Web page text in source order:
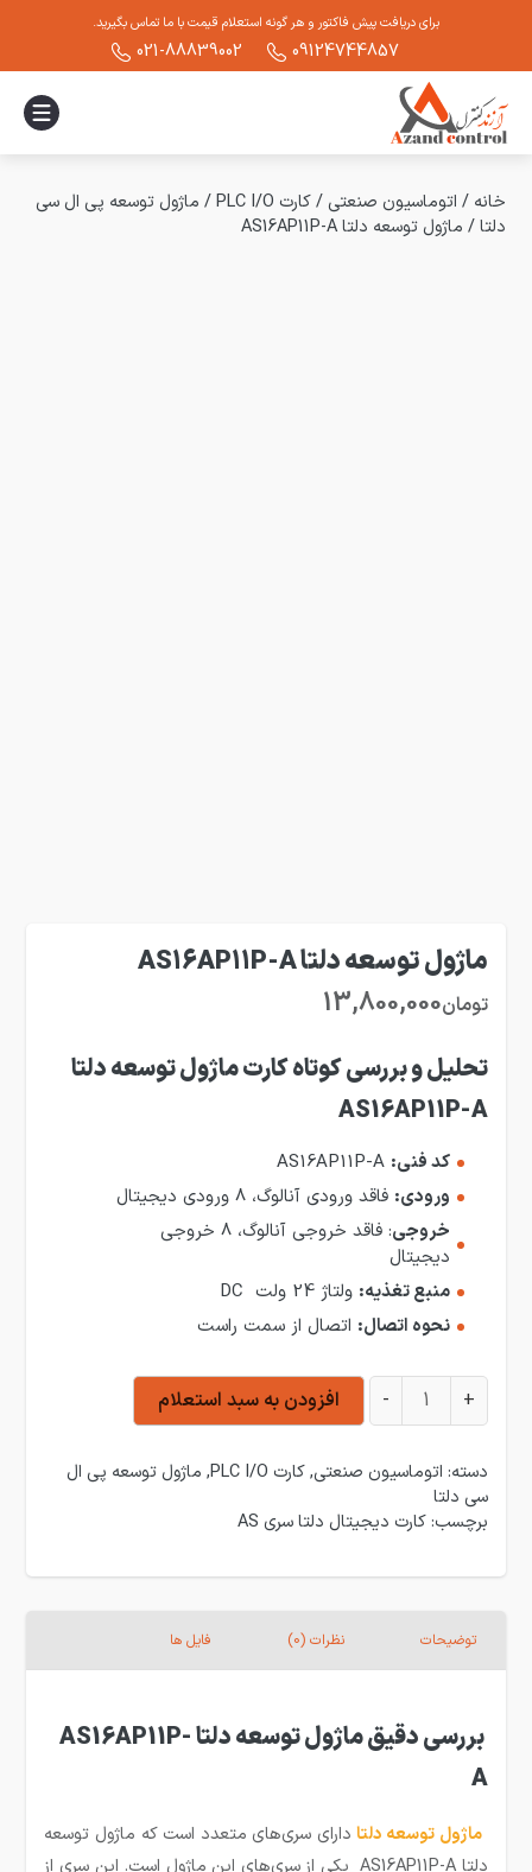
برای دریافت پیش فاکتور و هر گونه استعلام قیمت با ما تماس بگیرید.
09124744857
021-88839002
خانه / اتوماسیون صنعتی /کارت PLC I/O / ماژول توسعه پی ال سی
دلتا/ ماژول توسعه دلتا AS16AP11P-A
ماژول توسعه دلتا AS16AP11P-A
تومان13,800,000
تحلیل و بررسی کوتاه کارت ماژول توسعه دلتا
AS16AP11P-A
کد فنی: AS16AP11P-A
ورودی: فاقد ورودی آنالوگ، 8 ورودی دیجیتال
خروجی
: فاقد خروجی آنالوگ، 8 خروجی
دیجیتال
منبع تغذیه: ولتاژ 24 ولت DC
نحوه اتصال: اتصال از سمت راست
ماژول توسعه دلتا AS16AP11P-A عدد
+
- افزودن به سبد استعلام
دسته: اتوماسیون صنعتی,کارت PLC I/O , ماژول توسعه پی ال
سی دلتا
برچسب:کارت دیجیتال دلتا سری AS
توضیحات نظرات (0) فایل ها
بررسی دقیق ماژول توسعه دلتا AS16AP11P-
A
ماژول توسعه دلتا دارای سری‌های متعدد است که ماژول توسعه
دلتا AS16AP11P-A یکی از سری‌های این ماژول است. این سری از